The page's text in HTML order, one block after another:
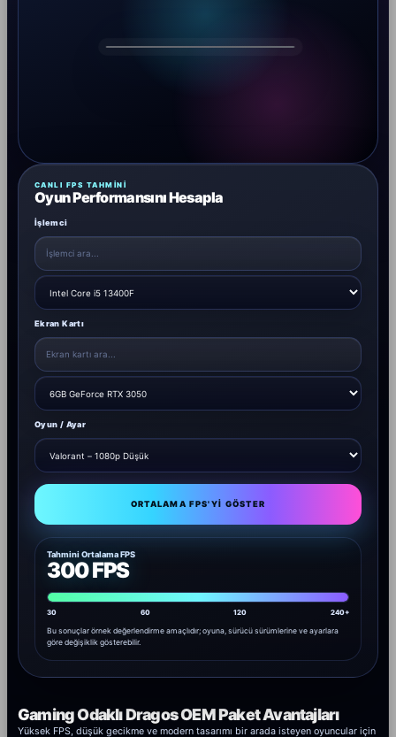
CANLI FPS TAHMINI
Oyun Performansını Hesapla
İşlemci
Ekran Kartı
Oyun / Ayar
ORTALAMA FPS'YI GÖSTER
Tahmini Ortalama FPS
300 FPS
30 60 120 240+
Bu sonuçlar örnek değerlendirme amaçlıdır; oyuna, sürücü sürümlerine ve ayarlara
göre değişiklik gösterebilir.
Gaming Odaklı Dragos OEM Paket Avantajları
Yüksek FPS, düşük gecikme ve modern tasarımı bir arada isteyen oyuncular için